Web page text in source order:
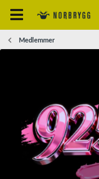
Medlemmer